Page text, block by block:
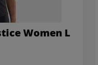
Women L